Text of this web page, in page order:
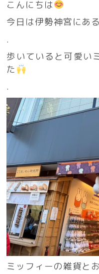
こんにちは
今日は伊勢神宮にあ
.
歩いていると可愛い
た
.
ミッフィーの雑貨と